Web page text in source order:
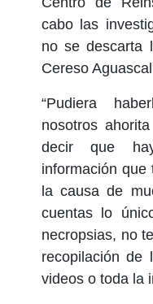
cabo las
no se descarta
Cereso
“Pudiera
nosotros
decir que
información que
la causa de
cuentas lo
necropsias, no
recopilación de
videos o toda la